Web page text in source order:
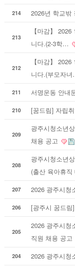
214 2026년 학교밖
213
【마감】
니다.(2-3학…
212
【마감】
니다.(부모자
211 서명운동 안내
210 [꿈드림] 자립
209
광주시청소년
채용 공고
208
광주시청소년
(출산 육아휴
207 2026 광주시청
206 [광주시 꿈드림
205
2026 광주시청
직원 채용 공고
204 2026 광주시청